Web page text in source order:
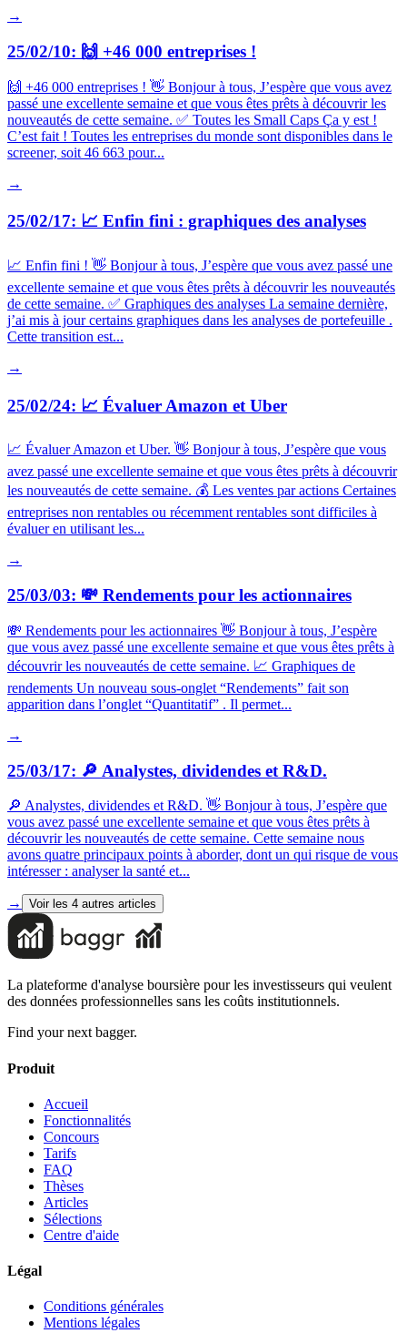
→
25/02/10: 🙌 +46 000 entreprises !
🙌 +46 000 entreprises ! 👋 Bonjour à tous, J’espère que vous avez
passé une excellente semaine et que vous êtes prêts à découvrir les
nouveautés de cette semaine. ✅ Toutes les Small Caps Ça y est !
C’est fait ! Toutes les entreprises du monde sont disponibles dans le
screener, soit 46 663 pour...
→
25/02/17: 📈 Enfin fini : graphiques des analyses
📈 Enfin fini ! 👋 Bonjour à tous, J’espère que vous avez passé une
excellente semaine et que vous êtes prêts à découvrir les nouveautés
de cette semaine. ✅ Graphiques des analyses La semaine dernière,
j’ai mis à jour certains graphiques dans les analyses de portefeuille .
Cette transition est...
→
25/02/24: 📈 Évaluer Amazon et Uber
📈 Évaluer Amazon et Uber. 👋 Bonjour à tous, J’espère que vous
avez passé une excellente semaine et que vous êtes prêts à découvrir
les nouveautés de cette semaine. 💰 Les ventes par actions Certaines
entreprises non rentables ou récemment rentables sont difficiles à
évaluer en utilisant les...
→
25/03/03: 💸 Rendements pour les actionnaires
💸 Rendements pour les actionnaires 👋 Bonjour à tous, J’espère
que vous avez passé une excellente semaine et que vous êtes prêts à
découvrir les nouveautés de cette semaine. 📈 Graphiques de
rendements Un nouveau sous-onglet “Rendements” fait son
apparition dans l’onglet “Quantitatif” . Il permet...
→
25/03/17: 🔎 Analystes, dividendes et R&D.
🔎 Analystes, dividendes et R&D. 👋 Bonjour à tous, J’espère que
vous avez passé une excellente semaine et que vous êtes prêts à
découvrir les nouveautés de cette semaine. Cette semaine nous
avons quatre principaux points à aborder, dont un qui risque de vous
intéresser : analyser la santé et...
→ Voir les 4 autres articles
La plateforme d'analyse boursière pour les investisseurs qui veulent
des données professionnelles sans les coûts institutionnels.
Find your next bagger.
Produit
Accueil
Fonctionnalités
Concours
Tarifs
FAQ
Thèses
Articles
Sélections
Centre d'aide
Légal
Conditions générales
Mentions légales